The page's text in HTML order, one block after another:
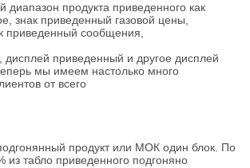
диапазон продукта приведенного как
знак приведенный газовой цены,
приведенный сообщения,
дисплей приведенный и другое дисплей
мы имеем настолько много
от всего
продукт или МОК один блок. По
из табло приведенного подгоняно